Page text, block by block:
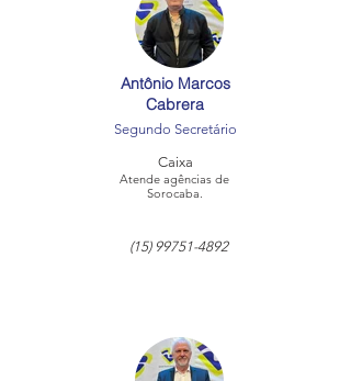
Antônio Marcos
Cabrera
Segundo Secretário
Caixa
Atende agências de
Sorocaba.
(15) 99751-4892